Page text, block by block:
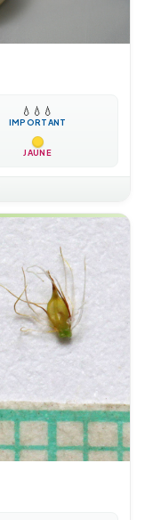
💧 💧 💧
IMPORTANT
JAUNE